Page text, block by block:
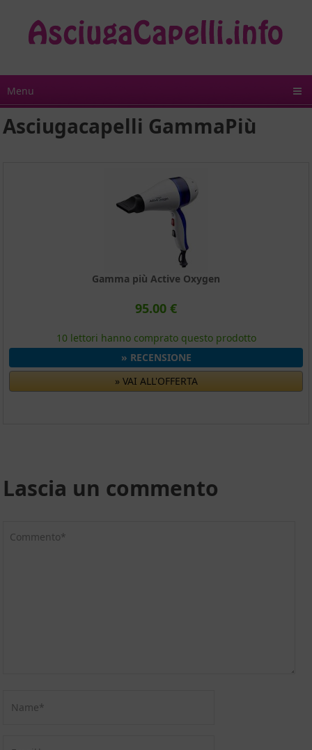
Menu
Asciugacapelli GammaPiù
Gamma più Active Oxygen
95.00 €
10 lettori hanno comprato questo prodotto
» RECENSIONE
» VAI ALL'OFFERTA
Lascia un commento